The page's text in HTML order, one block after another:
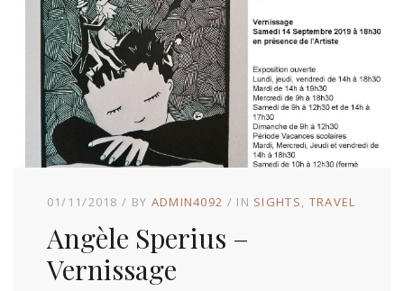
01/11/2018 BY ADMIN4092 IN SIGHTS TRAVEL
Angèle Sperius –
Vernissage